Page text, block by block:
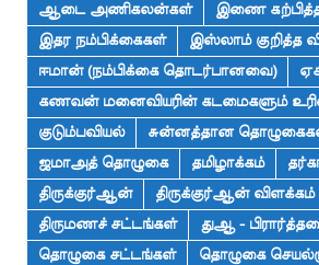
ஆடை அணிகலன்கள்
இணை
இதர நம்பிக்கைகள்
இஸ்லாம் குறித்த
ஈமான் (நம்பிக்கை தொடர்பானவை)
கணவன் மனைவியரின் கடமைகளும்
குடும்பவியல்
சுன்னத்தான
ஜமாஅத் தொழுகை
தமிழாக்கம்
திருக்குர்ஆன்
திருக்குர்ஆன் விளக்கம்
திருமணச் சட்டங்கள்
துஆ -
தொழுகை சட்டங்கள்
தொழுகை